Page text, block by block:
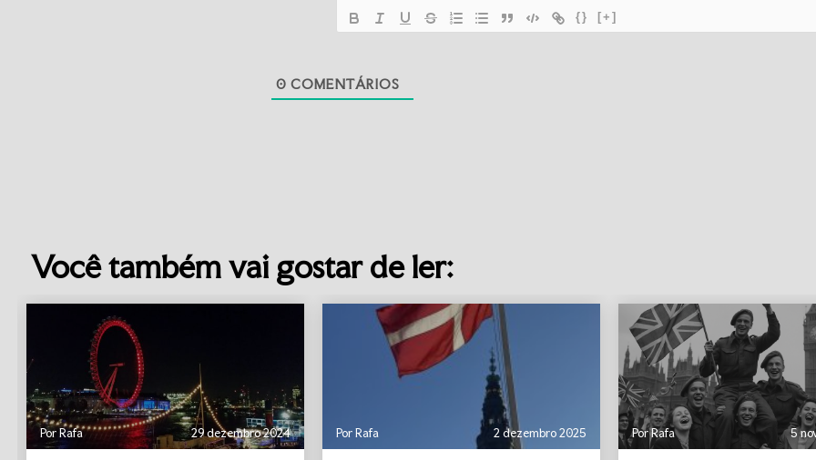
{} [+]
0 COMENTÁRIOS
Você também vai gostar de ler:
Por Rafa 29 dezembro 2024 Por Rafa 2 dezembro 2025 Por Rafa 5